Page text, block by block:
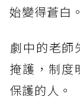
始變得蒼白。
劇中的老師
掩護，制度
保護的人。